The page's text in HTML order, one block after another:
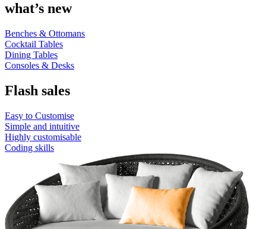
what’s new
Benches & Ottomans
Cocktail Tables
Dining Tables
Consoles & Desks
Flash sales
Easy to Customise
Simple and intuitive
Highly customisable
Coding skills